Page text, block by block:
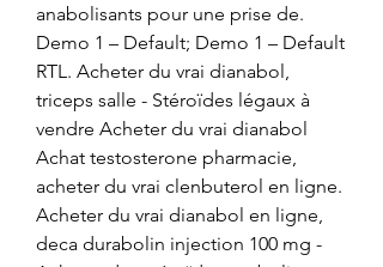
anabolisants pour une prise de.
Demo 1 – Default; Demo 1 – Default
RTL. Acheter du vrai dianabol,
triceps salle - Stéroïdes légaux à
vendre Acheter du vrai dianabol
Achat testosterone pharmacie,
acheter du vrai clenbuterol en ligne.
Acheter du vrai dianabol en ligne,
deca durabolin injection 100 mg -